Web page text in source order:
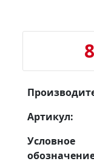
Артикул:
Условное